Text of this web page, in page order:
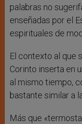
palabras no
enseñadas por el
espirituales de
El contexto al que
Corinto inserta en
al mismo tiempo,
bastante similar a
Más que